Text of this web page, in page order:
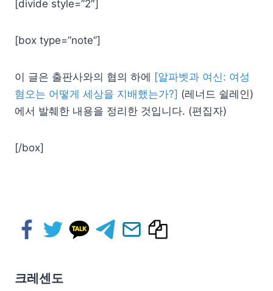
[divide style=”2″]
[box type=”note”]
이 글은 출판사와의 협의 하에 [알파벳과 여신: 여성
혐오는 어떻게 세상을 지배했는가?] (레너드 쉴레인)
에서 발췌한 내용을 정리한 것입니다. (편집자)
[/box]
크레센도